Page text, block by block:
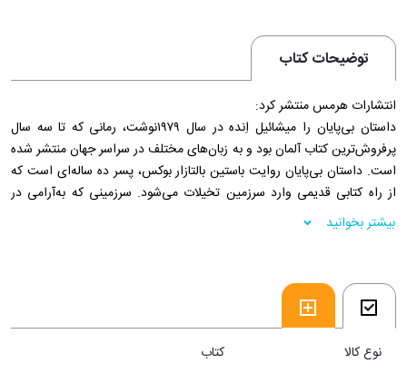
توضیحات کتاب
انتشارات هرمس منتشر کرد:
داستان بی‌پایان را میشائیل اِنده در سال ۱۹۷۹نوشت، رمانی که تا سه سال
پرفروش‌ترین کتاب آلمان بود و به زبان‌های مختلف در سراسر جهان منتشر شده
است. داستان بی‌پایان روایت باستین بالتازار بوکس، پسر ده‏ ‏ساله‌ای است که
از راه کتابی قدیمی وارد سرزمین تخیلات می‌‏شود. سرزمینی که به‌‏آرامی در
حال نابودی است و ملکۀ ‌‏کوچولو، فرمانروای آن در حال مرگ است و تنها یک
انسان واقعی می‏‌تواند اوضاع را سر و سامان دهد. تلاش باستین برای بهبود
جادویی دوران کودکی‏ را در خواننده زنده می‌کند.
فروشگاه اینترنتی 30بوک
بیشتر بخوانید
نوع کالا کتاب